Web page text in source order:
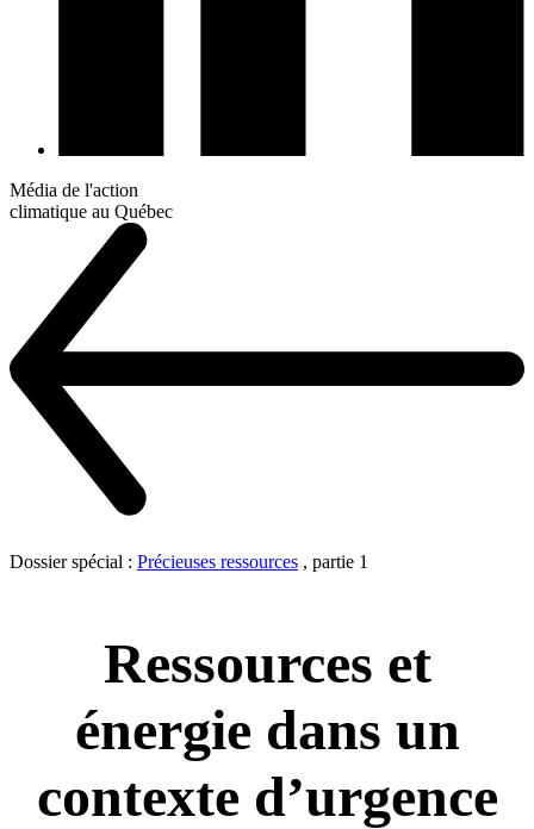
Média de l'action
climatique au Québec
Dossier spécial : Précieuses ressources , partie 1
Ressources et
énergie dans un
contexte d’urgence